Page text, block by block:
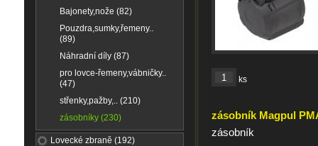
Bajonety,nože (82)
Pouzdra,sumky,řemeny..
(89)
Náhradní díly (87)
pro lovce-řemeny,vábničky..
(47)
střenky,pažby,.. (210)
zásobníky (230)
Lovecké zbraně (192)
ks
zásobník Magpul
zásobník